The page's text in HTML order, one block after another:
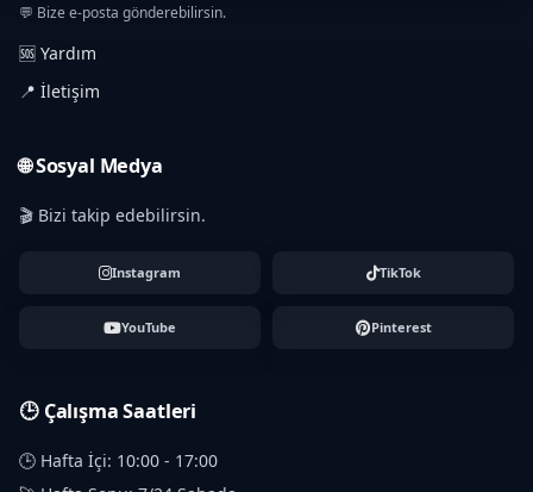
💬 Bize e-posta gönderebilirsin.
🆘 Yardım
📍 İletişim
🌐 Sosyal Medya
🎬 Bizi takip edebilirsin.
Instagram TikTok
YouTube Pinterest
🕒 Çalışma Saatleri
🕒 Hafta İçi: 10:00 - 17:00